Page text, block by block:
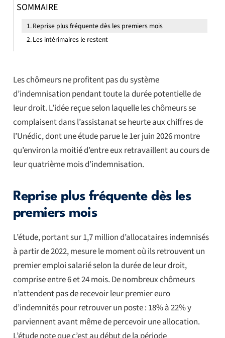
Les chômeurs ne profitent pas du système
d’indemnisation pendant toute la durée potentielle de
leur droit. L’idée reçue selon laquelle les chômeurs se
complaisent dans l’assistanat se heurte aux chiffres de
l’Unédic, dont une étude parue le 1er juin 2026 montre
qu’environ la moitié d’entre eux retravaillent au cours de
leur quatrième mois d’indemnisation.
Reprise plus fréquente dès les
premiers mois
L’étude, portant sur 1,7 million d’allocataires indemnisés
à partir de 2022, mesure le moment où ils retrouvent un
premier emploi salarié selon la durée de leur droit,
comprise entre 6 et 24 mois. De nombreux chômeurs
n’attendent pas de recevoir leur premier euro
d’indemnités pour retrouver un poste : 18% à 22% y
parviennent avant même de percevoir une allocation.
SOMMAIRE
Reprise plus fréquente dès les premiers mois
Les intérimaires le restent